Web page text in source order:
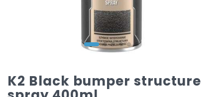
K2 Black bumper structure